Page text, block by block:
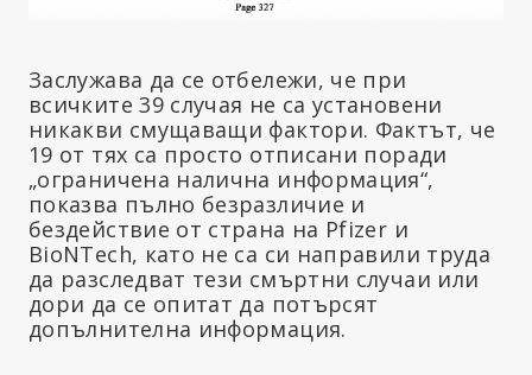
Заслужава да се отбележи, че при
всичките 39 случая не са установени
никакви смущаващи фактори. Фактът, че
19 от тях са просто отписани поради
„ограничена налична информация“,
показва пълно безразличие и
бездействие от страна на Pfizer и
BioNTech, като не са си направили труда
да разследват тези смъртни случаи или
дори да се опитат да потърсят
допълнителна информация.